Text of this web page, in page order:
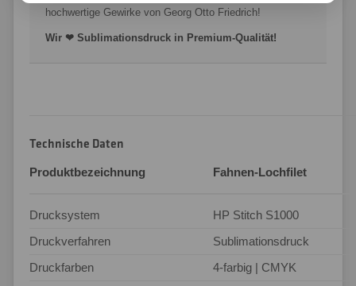
hochwertige Gewirke von Georg Otto Friedrich!
Wir ❤ Sublimationsdruck in Premium-Qualität!
Technische Daten
Produktbezeichnung Fahnen-Lochfilet
Drucksystem
HP Stitch S1000
Druckverfahren
Sublimationsdruck
Druckfarben
4-farbig | CMYK